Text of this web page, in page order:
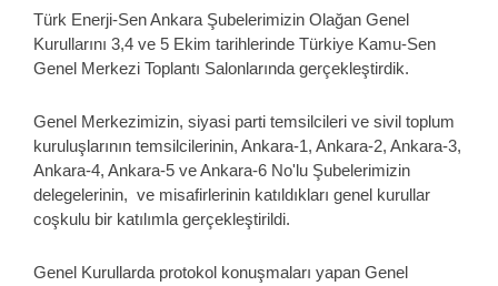
Türk Enerji-Sen Ankara Şubelerimizin Olağan Genel
Kurullarını 3,4 ve 5 Ekim tarihlerinde Türkiye Kamu-Sen
Genel Merkezi Toplantı Salonlarında gerçekleştirdik.
Genel Merkezimizin, siyasi parti temsilcileri ve sivil toplum
kuruluşlarının temsilcilerinin, Ankara-1, Ankara-2, Ankara-3,
Ankara-4, Ankara-5 ve Ankara-6 No'lu Şubelerimizin
delegelerinin, ve misafirlerinin katıldıkları genel kurullar
coşkulu bir katılımla gerçekleştirildi.
Genel Kurullarda protokol konuşmaları yapan Genel